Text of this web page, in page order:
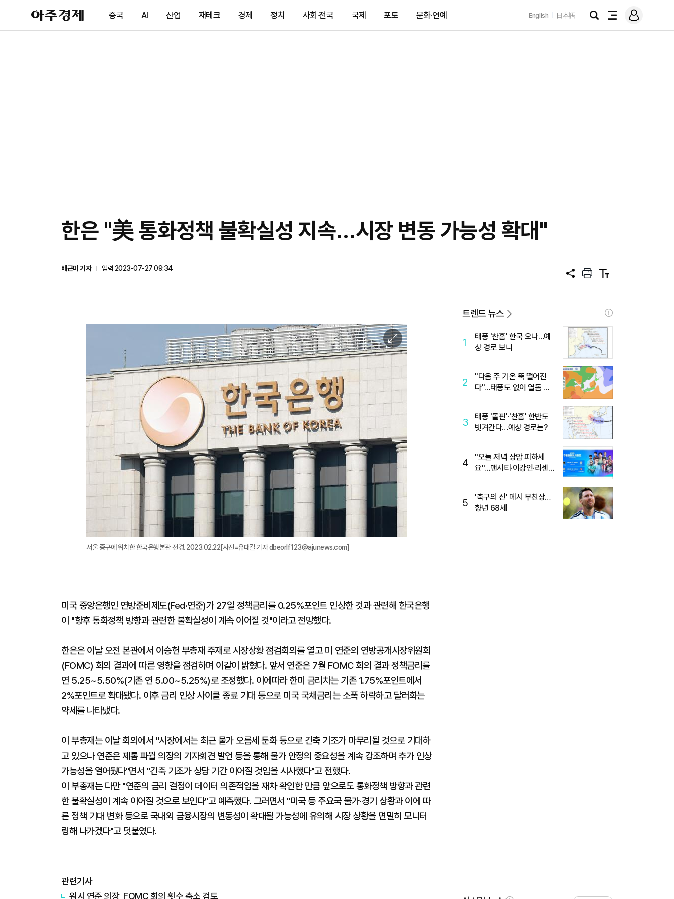
아
주
제
중국 AI 산업 재테크 경제 정치 사회·전국 국제 포토 문화·연예 English 日本語
검
전
메
그
한은 "美 통화정책 불확실성 지속…시장 변동 가능성 확대"
배근미 기자
입력 2023-07-27 09:34
공
프
트
텍
트
이
미
지
확
대
서울 중구에 위치한 한국은행본관 전경. 2023.02.22[사진=유대길 기자 dbeorlf123@ajunews.com]
미국 중앙은행인 연방준비제도(Fed·연준)가 27일 정책금리를 0.25%포인트 인상한 것과 관련해 한국은행
이 "향후 통화정책 방향과 관련한 불확실성이 계속 이어질 것"이라고 전망했다.
한은은 이날 오전 본관에서 이승헌 부총재 주재로 시장상황 점검회의를 열고 미 연준의 연방공개시장위원회
(FOMC) 회의 결과에 따른 영향을 점검하며 이같이 밝혔다. 앞서 연준은 7월 FOMC 회의 결과 정책금리를
연 5.25~5.50%(기존 연 5.00~5.25%)로 조정했다. 이에따라 한미 금리차는 기존 1.75%포인트에서
2%포인트로 확대됐다. 이후 금리 인상 사이클 종료 기대 등으로 미국 국채금리는 소폭 하락하고 달러화는
약세를 나타냈다.
이 부총재는 이날 회의에서 "시장에서는 최근 물가 오름세 둔화 등으로 긴축 기조가 마무리될 것으로 기대하
고 있으나 연준은 제롬 파월 의장의 기자회견 발언 등을 통해 물가 안정의 중요성을 계속 강조하며 추가 인상
가능성을 열어뒀다"면서 "긴축 기조가 상당 기간 이어질 것임을 시사했다"고 전했다.
이 부총재는 다만 "연준의 금리 결정이 데이터 의존적임을 재차 확인한 만큼 앞으로도 통화정책 방향과 관련
한 불확실성이 계속 이어질 것으로 보인다"고 예측했다. 그러면서 "미국 등 주요국 물가·경기 상황과 이에 따
른 정책 기대 변화 등으로 국내외 금융시장의 변동성이 확대될 가능성에 유의해 시장 상황을 면밀히 모니터
링해 나가겠다"고 덧붙였다.
관련기사
워시 연준 의장, FOMC 회의 횟수 축소 검토
트렌드 뉴스
1
태풍 '찬홈' 한국 오나…예
상 경로 보니
2
"다음 주 기온 뚝 떨어진
다"…태풍도 없이 열돔 박
3
태풍 '돌핀'·'찬홈' 한반도
빗겨간다…예상 경로는?
4
"오늘 저녁 상암 피하세
요"…맨시티·이강인·리센느
5
'축구의 신' 메시 부친상…
향년 68세